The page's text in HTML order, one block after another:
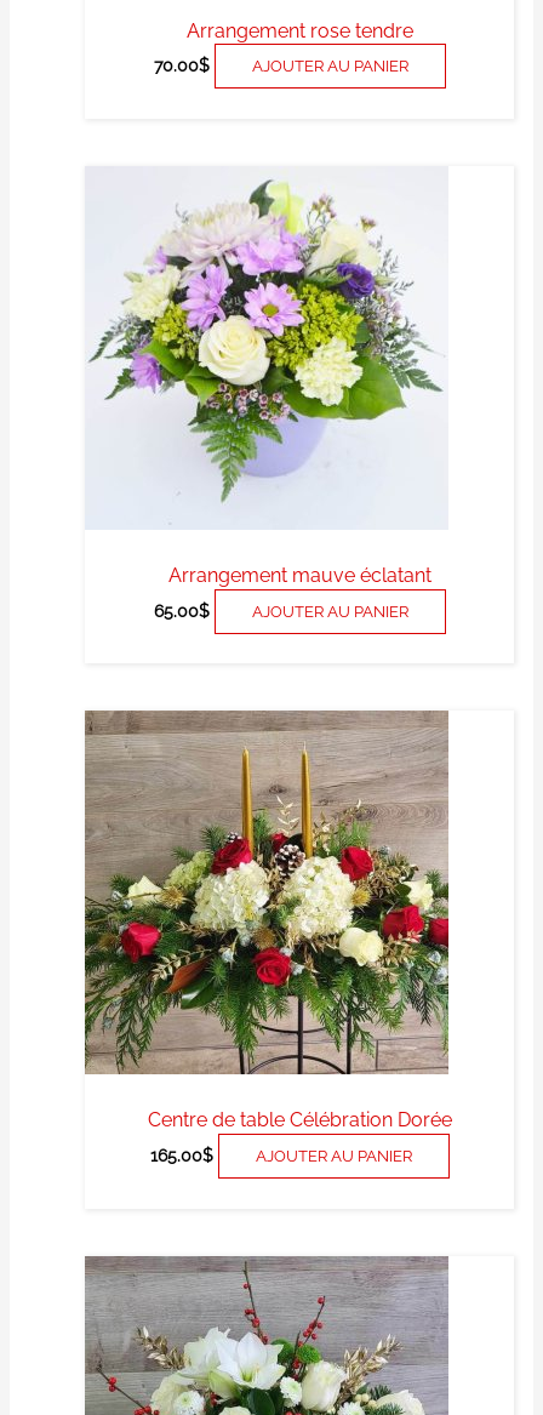
Arrangement rose tendre
70.00$ AJOUTER AU PANIER
Arrangement mauve éclatant
65.00$ AJOUTER AU PANIER
Centre de table Célébration Dorée
165.00$ AJOUTER AU PANIER